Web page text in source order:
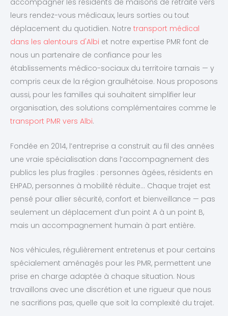
accompagner les résidents de maisons de retraite vers
leurs rendez-vous médicaux, leurs sorties ou tout
déplacement du quotidien. Notre transport médical
dans les alentours d'Albi et notre expertise PMR font de
nous un partenaire de confiance pour les
établissements médico-sociaux du territoire tarnais — y
compris ceux de la région graulhétoise. Nous proposons
aussi, pour les familles qui souhaitent simplifier leur
organisation, des solutions complémentaires comme le
transport PMR vers Albi.
Fondée en 2014, l’entreprise a construit au fil des années
une vraie spécialisation dans l’accompagnement des
publics les plus fragiles : personnes âgées, résidents en
EHPAD, personnes à mobilité réduite… Chaque trajet est
pensé pour allier sécurité, confort et bienveillance — pas
seulement un déplacement d’un point A à un point B,
mais un accompagnement humain à part entière.
Nos véhicules, régulièrement entretenus et pour certains
spécialement aménagés pour les PMR, permettent une
prise en charge adaptée à chaque situation. Nous
travaillons avec une discrétion et une rigueur que nous
ne sacrifions pas, quelle que soit la complexité du trajet.